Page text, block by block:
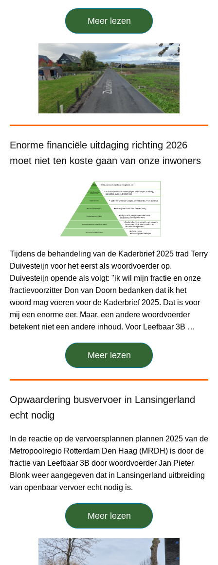
Meer lezen
Enorme financiële uitdaging richting 2026
moet niet ten koste gaan van onze inwoners
Tijdens de behandeling van de Kaderbrief 2025 trad Terry
Duivesteijn voor het eerst als woordvoerder op.
Duivesteijn opende als volgt: "ik wil mijn fractie en onze
fractievoorzitter Don van Doorn bedanken dat ik het
woord mag voeren voor de Kaderbrief 2025. Dat is voor
mij een enorme eer. Maar, een andere woordvoerder
betekent niet een andere inhoud. Voor Leefbaar 3B …
Meer lezen
Opwaardering busvervoer in Lansingerland
echt nodig
In de reactie op de vervoersplannen plannen 2025 van de
Metropoolregio Rotterdam Den Haag (MRDH) is door de
fractie van Leefbaar 3B door woordvoerder Jan Pieter
Blonk weer aangegeven dat in Lansingerland uitbreiding
van openbaar vervoer echt nodig is.
Meer lezen